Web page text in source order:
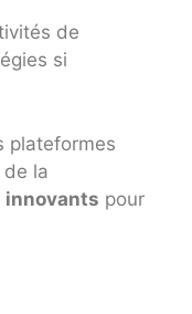
de
si
plateformes
de la
innovants pour